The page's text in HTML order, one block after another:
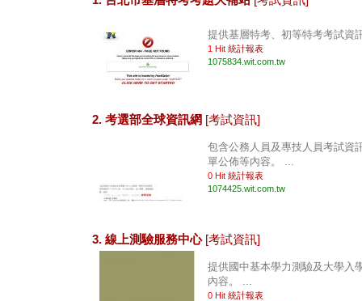
提供基層特考、初等特考考試資
1 Hit 統計報表
1075834.wit.com.tw
2. 考選部全球資訊網 [考試資訊]
包含公務人員及專技人員考試資
單公佈等內容。 ...
0 Hit 統計報表
1074425.wit.com.tw
3. 線上測驗服務中心 [考試資訊]
提供國中基本學力測驗及大學入
內容。 ...
0 Hit 統計報表